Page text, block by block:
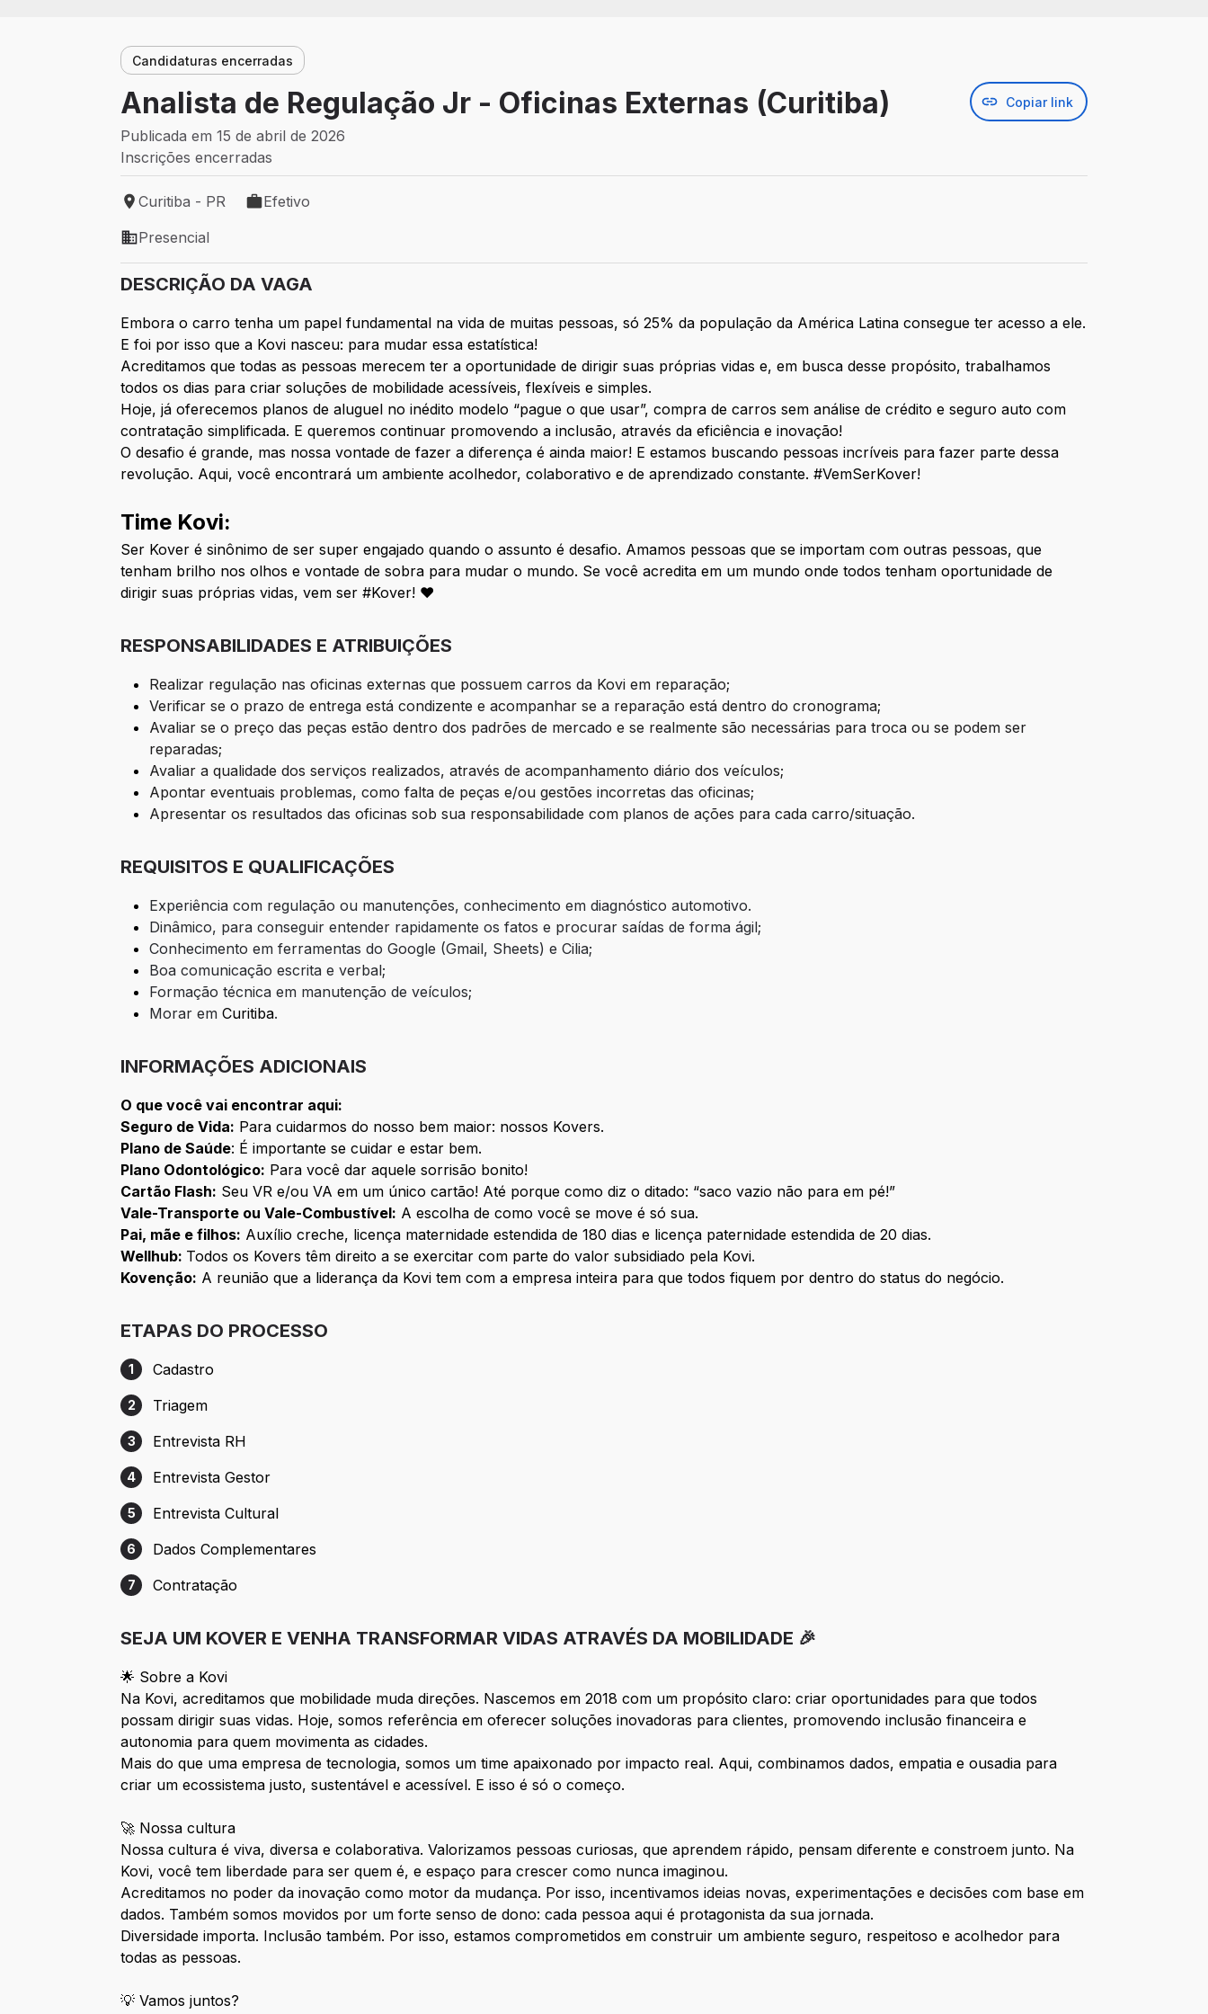
Candidaturas encerradas
Analista de Regulação Jr - Oficinas Externas (Curitiba) Copiar link
Publicada em 15 de abril de 2026
Inscrições encerradas
Local de trabalho: Curitiba - PR
Curitiba - PR
Tipo de vaga: Efetivo
Efetivo
Modelo de trabalho: Presencial
Presencial
DESCRIÇÃO DA VAGA
Embora o carro tenha um papel fundamental na vida de muitas pessoas, só 25% da população da América Latina consegue ter acesso a ele.
E foi por isso que a Kovi nasceu: para mudar essa estatística!
Acreditamos que todas as pessoas merecem ter a oportunidade de dirigir suas próprias vidas e, em busca desse propósito, trabalhamos
todos os dias para criar soluções de mobilidade acessíveis, flexíveis e simples.
Hoje, já oferecemos planos de aluguel no inédito modelo “pague o que usar”, compra de carros sem análise de crédito e seguro auto com
contratação simplificada. E queremos continuar promovendo a inclusão, através da eficiência e inovação!
O desafio é grande, mas nossa vontade de fazer a diferença é ainda maior! E estamos buscando pessoas incríveis para fazer parte dessa
revolução. Aqui, você encontrará um ambiente acolhedor, colaborativo e de aprendizado constante. #VemSerKover!
Time Kovi:
Ser Kover é sinônimo de ser super engajado quando o assunto é desafio. Amamos pessoas que se importam com outras pessoas, que
tenham brilho nos olhos e vontade de sobra para mudar o mundo. Se você acredita em um mundo onde todos tenham oportunidade de
dirigir suas próprias vidas, vem ser #Kover! ♥
RESPONSABILIDADES E ATRIBUIÇÕES
Realizar regulação nas oficinas externas que possuem carros da Kovi em reparação;
Verificar se o prazo de entrega está condizente e acompanhar se a reparação está dentro do cronograma;
Avaliar se o preço das peças estão dentro dos padrões de mercado e se realmente são necessárias para troca ou se podem ser
reparadas;
Avaliar a qualidade dos serviços realizados, através de acompanhamento diário dos veículos;
Apontar eventuais problemas, como falta de peças e/ou gestões incorretas das oficinas;
Apresentar os resultados das oficinas sob sua responsabilidade com planos de ações para cada carro/situação.
REQUISITOS E QUALIFICAÇÕES
Experiência com regulação ou manutenções, conhecimento em diagnóstico automotivo.
Dinâmico, para conseguir entender rapidamente os fatos e procurar saídas de forma ágil;
Conhecimento em ferramentas do Google (Gmail, Sheets) e Cilia;
Boa comunicação escrita e verbal;
Formação técnica em manutenção de veículos;
Morar emCuritiba.
INFORMAÇÕES ADICIONAIS
O que você vai encontrar aqui:
Seguro de Vida: Para cuidarmos do nosso bem maior: nossos Kovers.
Plano de Saúde: É importante se cuidar e estar bem.
Plano Odontológico: Para você dar aquele sorrisão bonito!
Cartão Flash: Seu VR e/ou VA em um único cartão! Até porque como diz o ditado: “saco vazio não para em pé!”
Vale-Transporte ou Vale-Combustível: A escolha de como você se move é só sua.
Pai, mãe e filhos: Auxílio creche, licença maternidade estendida de 180 dias e licença paternidade estendida de 20 dias.
Wellhub: Todos os Kovers têm direito a se exercitar com parte do valor subsidiado pela Kovi.
Kovenção: A reunião que a liderança da Kovi tem com a empresa inteira para que todos fiquem por dentro do status do negócio.
ETAPAS DO PROCESSO
Etapa 1: Cadastro
1 Cadastro
Etapa 2: Triagem
2 Triagem
Etapa 3: Entrevista RH
3 Entrevista RH
Etapa 4: Entrevista Gestor
4 Entrevista Gestor
Etapa 5: Entrevista Cultural
5 Entrevista Cultural
Etapa 6: Dados Complementares
6 Dados Complementares
Etapa 7: Contratação
7 Contratação
SEJA UM KOVER E VENHA TRANSFORMAR VIDAS ATRAVÉS DA MOBILIDADE 🎉
🌟 Sobre a Kovi
Na Kovi, acreditamos que mobilidade muda direções. Nascemos em 2018 com um propósito claro: criar oportunidades para que todos
possam dirigir suas vidas. Hoje, somos referência em oferecer soluções inovadoras para clientes, promovendo inclusão financeira e
autonomia para quem movimenta as cidades.
Mais do que uma empresa de tecnologia, somos um time apaixonado por impacto real. Aqui, combinamos dados, empatia e ousadia para
criar um ecossistema justo, sustentável e acessível. E isso é só o começo.
🚀 Nossa cultura
Nossa cultura é viva, diversa e colaborativa. Valorizamos pessoas curiosas, que aprendem rápido, pensam diferente e constroem junto. Na
Kovi, você tem liberdade para ser quem é, e espaço para crescer como nunca imaginou.
Acreditamos no poder da inovação como motor da mudança. Por isso, incentivamos ideias novas, experimentações e decisões com base em
dados. Também somos movidos por um forte senso de dono: cada pessoa aqui é protagonista da sua jornada.
Diversidade importa. Inclusão também. Por isso, estamos comprometidos em construir um ambiente seguro, respeitoso e acolhedor para
todas as pessoas.
💡 Vamos juntos?